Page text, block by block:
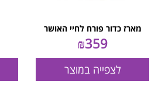
מארז כדור פורח לחיי האושר
₪359
לצפייה במוצר